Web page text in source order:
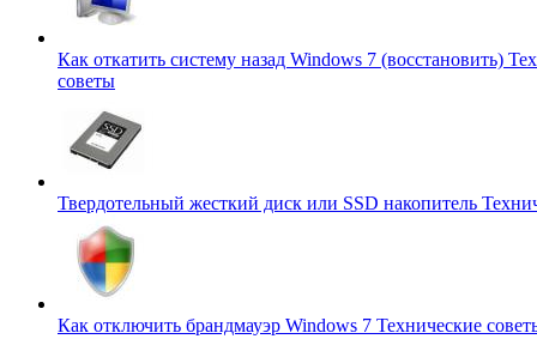
Как откатить систему назад Windows 7 (восстановить)
советы
Твердотельный жесткий диск или SSD накопитель
Как отключить брандмауэр Windows 7 Технические